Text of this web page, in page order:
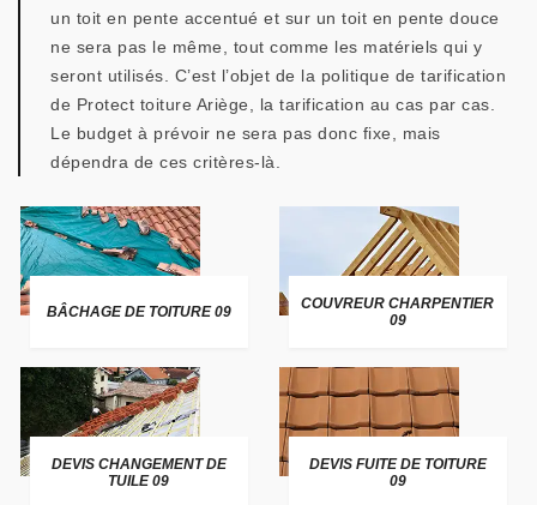
un toit en pente accentué et sur un toit en pente douce
ne sera pas le même, tout comme les matériels qui y
seront utilisés. C’est l’objet de la politique de tarification
de Protect toiture Ariège, la tarification au cas par cas.
Le budget à prévoir ne sera pas donc fixe, mais
dépendra de ces critères-là.
BÂCHAGE DE TOITURE 09
COUVREUR CHARPENTIER
09
DEVIS CHANGEMENT DE
TUILE 09
DEVIS FUITE DE TOITURE
09